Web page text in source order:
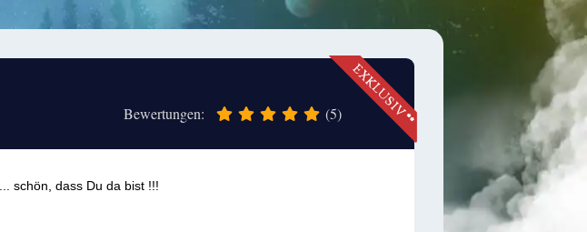
Bewertungen: (5)
schön, dass Du da bist !!!